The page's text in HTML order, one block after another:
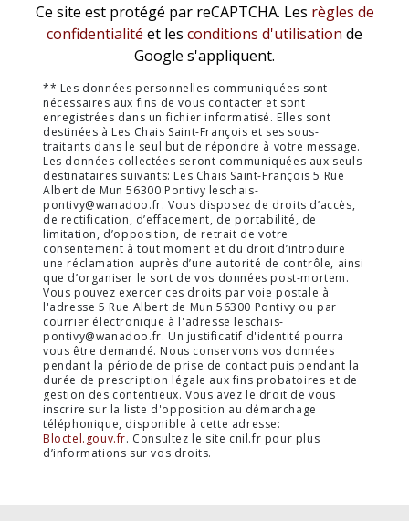
Ce site est protégé par reCAPTCHA. Les règles de
confidentialité et les conditions d'utilisation de
Google s'appliquent.
** Les données personnelles communiquées sont
nécessaires aux fins de vous contacter et sont
enregistrées dans un fichier informatisé. Elles sont
destinées à Les Chais Saint-François et ses sous-
traitants dans le seul but de répondre à votre message.
Les données collectées seront communiquées aux seuls
destinataires suivants: Les Chais Saint-François 5 Rue
Albert de Mun 56300 Pontivy leschais-
pontivy@wanadoo.fr. Vous disposez de droits d’accès,
de rectification, d’effacement, de portabilité, de
limitation, d’opposition, de retrait de votre
consentement à tout moment et du droit d’introduire
une réclamation auprès d’une autorité de contrôle, ainsi
que d’organiser le sort de vos données post-mortem.
Vous pouvez exercer ces droits par voie postale à
l'adresse 5 Rue Albert de Mun 56300 Pontivy ou par
courrier électronique à l'adresse leschais-
pontivy@wanadoo.fr. Un justificatif d'identité pourra
vous être demandé. Nous conservons vos données
pendant la période de prise de contact puis pendant la
durée de prescription légale aux fins probatoires et de
gestion des contentieux. Vous avez le droit de vous
inscrire sur la liste d'opposition au démarchage
téléphonique, disponible à cette adresse:
Bloctel.gouv.fr. Consultez le site cnil.fr pour plus
d’informations sur vos droits.